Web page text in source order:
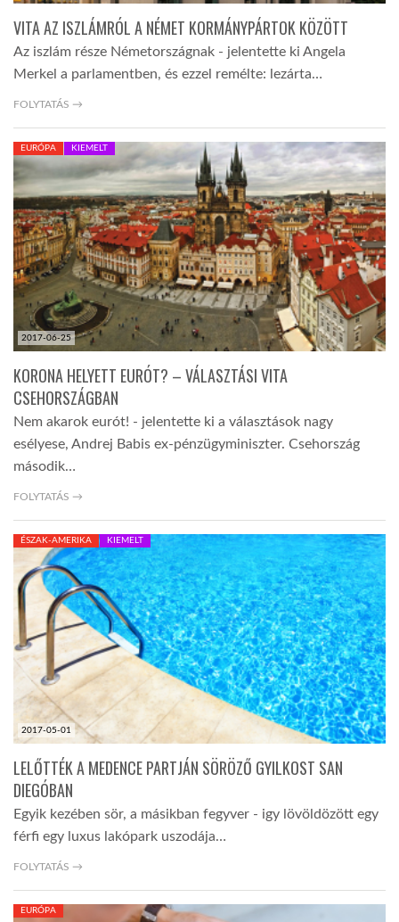
VITA AZ ISZLÁMRÓL A NÉMET KORMÁNYPÁRTOK KÖZÖTT
Az iszlám része Németországnak - jelentette ki Angela
Merkel a parlamentben, és ezzel remélte: lezárta…
FOLYTATÁS →
2017-06-25
EURÓPA KIEMELT
KORONA HELYETT EURÓT? – VÁLASZTÁSI VITA
CSEHORSZÁGBAN
Nem akarok eurót! - jelentette ki a választások nagy
esélyese, Andrej Babis ex-pénzügyminiszter. Csehország
második…
FOLYTATÁS →
2017-05-01
ÉSZAK-AMERIKA KIEMELT
LELŐTTÉK A MEDENCE PARTJÁN SÖRÖZŐ GYILKOST SAN
DIEGÓBAN
Egyik kezében sör, a másikban fegyver - igy lövöldözött egy
férfi egy luxus lakópark uszodája…
FOLYTATÁS →
EURÓPA